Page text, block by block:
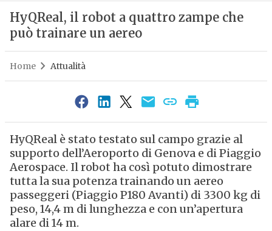
HyQReal, il robot a quattro zampe che
può trainare un aereo
Home Attualità
HyQReal è stato testato sul campo grazie al
supporto dell’Aeroporto di Genova e di Piaggio
Aerospace. Il robot ha così potuto dimostrare
tutta la sua potenza trainando un aereo
passeggeri (Piaggio P180 Avanti) di 3300 kg di
peso, 14,4 m di lunghezza e con un’apertura
alare di 14 m.